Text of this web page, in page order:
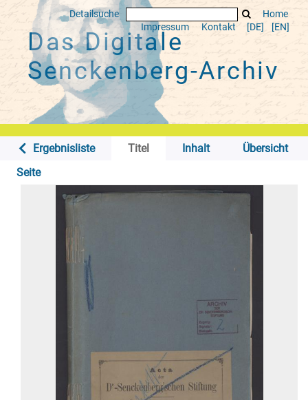
Detailsuche
Home
Impressum
Kontakt [DE] [EN]
Das Digitale
Senckenberg-Archiv
Ergebnisliste Titel Inhalt
Übersicht
Seite